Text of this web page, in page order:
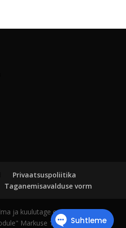
Privaatsuspoliitika
Taganemisavalduse vorm
ja kuulutage evangeeliumi
Markuse 16:15